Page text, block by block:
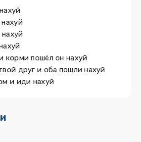
корми пошёл он нахуй
друг и оба пошли нахуй
и иди нахуй